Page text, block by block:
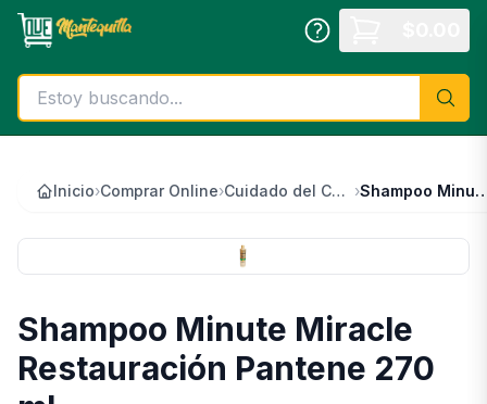
Saltar al contenido principal
Inicio›Comprar Online› Cuidado del Cabello › Shampoo Minute Miracle
Shampoo Minute Miracle
Restauración Pantene 270